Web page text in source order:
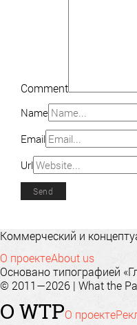
Comment
Name
Email
Url
Коммерческий и
О проектеAbout us
Основано типографией
© 2011—2026 | What the
О WTPО проекте